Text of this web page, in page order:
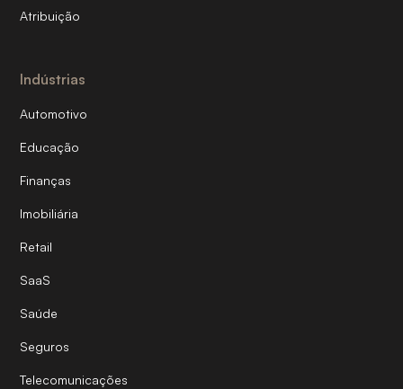
Atribuição
Indústrias
Automotivo
Educação
Finanças
Imobiliária
Retail
SaaS
Saúde
Seguros
Telecomunicações